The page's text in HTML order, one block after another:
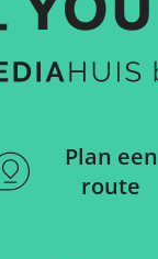
Plan een
route